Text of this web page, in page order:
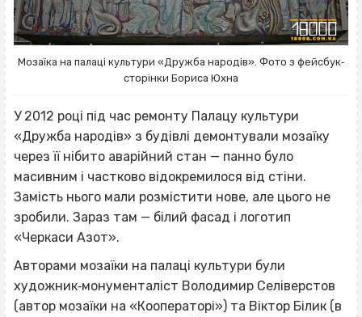
Мозаїка на палаці культури «Дружба народів». Фото з фейсбук‐
сторінки Бориса Юхна
У 2012 році під час ремонту Палацу культури
«Дружба народів» з будівлі демонтували мозаїку
через її нібито аварійний стан — панно було
масивним і частково відокремилося від стіни.
Замість нього мали розмістити нове, але цього не
зробили. Зараз там — білий фасад і логотип
«Черкаси Азот».
Авторами мозаїки на палаці культури були
художник‐монументаліст Володимир Селіверстов
(автор мозаїки на «Кооператорі») та Віктор Білик (в